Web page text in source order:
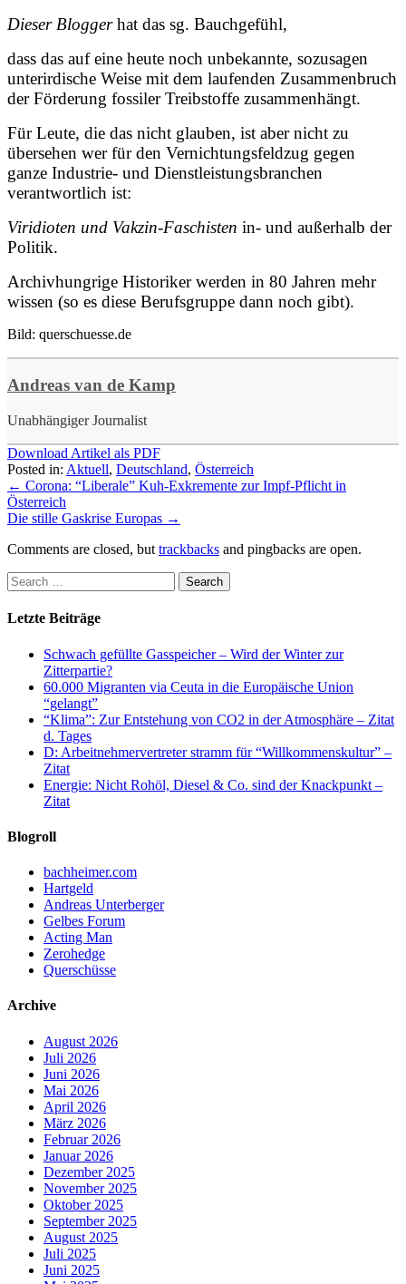
Dieser Bloggerhat das sg. Bauchgefühl,
dass das auf eine heute noch unbekannte, sozusagen
unterirdische Weise mit dem laufenden Zusammenbruch
der Förderung fossiler Treibstoffe zusammenhängt.
Für Leute, die das nicht glauben, ist aber nicht zu
übersehen wer für den Vernichtungsfeldzug gegen
ganze Industrie- und Dienstleistungsbranchen
verantwortlich ist:
Viridioten und Vakzin-Faschisten in- und außerhalb der
Politik.
Archivhungrige Historiker werden in 80 Jahren mehr
wissen (so es diese Berufsgruppe dann noch gibt).
Bild: querschuesse.de
Andreas van de Kamp
Unabhängiger Journalist
Download Artikel als PDF
Posted in: Aktuell, Deutschland, Österreich
← Corona: “Liberale” Kuh-Exkremente zur Impf-Pflicht in
Österreich
Die stille Gaskrise Europas →
Comments are closed, but trackbacks and pingbacks are open.
Letzte Beiträge
Schwach gefüllte Gasspeicher – Wird der Winter zur
Zitterpartie?
60.000 Migranten via Ceuta in die Europäische Union
“gelangt”
“Klima”: Zur Entstehung von CO2 in der Atmosphäre – Zitat
d. Tages
D: Arbeitnehmervertreter stramm für “Willkommenskultur” –
Zitat
Energie: Nicht Rohöl, Diesel & Co. sind der Knackpunkt –
Zitat
Blogroll
bachheimer.com
Hartgeld
Andreas Unterberger
Gelbes Forum
Acting Man
Zerohedge
Querschüsse
Archive
August 2026
Juli 2026
Juni 2026
Mai 2026
April 2026
März 2026
Februar 2026
Januar 2026
Dezember 2025
November 2025
Oktober 2025
September 2025
August 2025
Juli 2025
Juni 2025